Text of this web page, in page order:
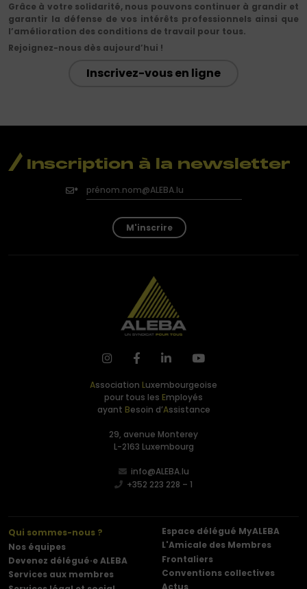
Grâce à votre solidarité, nous pouvons continuer à grandir et
garantir la défense de vos intérêts professionnels ainsi que
l’amélioration des conditions de travail pour tous.
Rejoignez-nous dès aujourd’hui !
Inscrivez-vous en ligne
Inscription à la newsletter
M'inscrire
Association Luxembourgeoise
pour tous les Employés
ayant Besoin d’Assistance
29, avenue Monterey
L-2163 Luxembourg
info@ALEBA.lu
+352 223 228 – 1
Qui sommes-nous ?
Nos équipes
Devenez délégué·e ALEBA
Services aux membres
Espace délégué MyALEBA
L'Amicale des Membres
Frontaliers
Conventions collectives